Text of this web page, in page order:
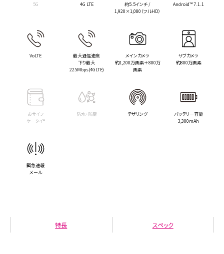
5G 4G LTE
約5.5インチ /
1,920×1,080（フルHD）
Android™ 7.1.1
VoLTE
最大通信速度
下り最大
225Mbps(4GLTE)
メインカメラ
約1,200万画素＋800万
画素
サブカメラ
約800万画素
おサイフ
ケータイ®
防水・防塵 テザリング
バッテリー容量
3,300mAh
緊急速報
メール
特長 スペック